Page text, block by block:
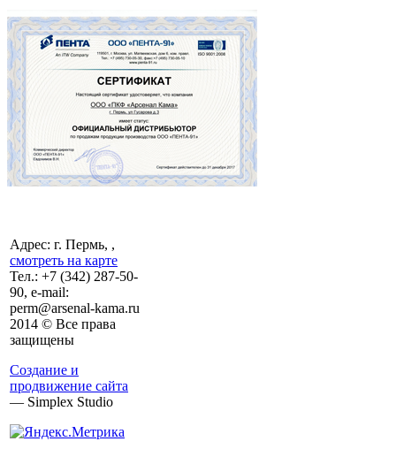
Адрес: г. Пермь, ,
смотреть на карте
Тел.: +7 (342) 287-50-
90, e-mail:
perm@arsenal-kama.ru
2014 © Все права
защищены
Создание и
продвижение сайта
— Simplex Studio